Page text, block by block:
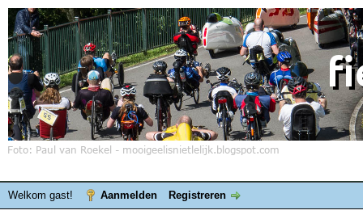
Welkom gast! Aanmelden Registreren